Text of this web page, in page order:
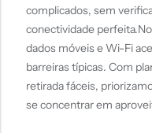
complicados, sem
conectividade
dados móveis e Wi-Fi
barreiras típicas. Com
retirada fáceis,
se concentrar em